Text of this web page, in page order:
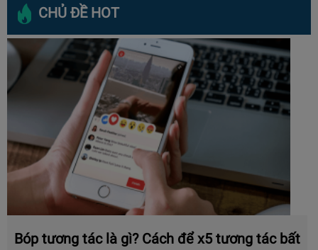
CHỦ ĐỀ HOT
Bóp tương tác là gì? Cách để x5 tương tác bất